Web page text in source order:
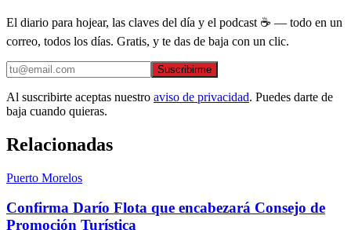
El diario para hojear, las claves del día y el podcast ☕ — todo en un
correo, todos los días. Gratis, y te das de baja con un clic.
Suscribirme
Al suscribirte aceptas nuestro aviso de privacidad. Puedes darte de
baja cuando quieras.
Relacionadas
Puerto Morelos
Confirma Darío Flota que encabezará Consejo de
Promoción Turística